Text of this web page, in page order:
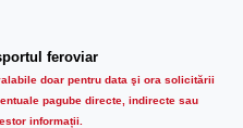
feroviar
doar pentru data şi ora solicitării
pagube directe, indirecte sau
informații.